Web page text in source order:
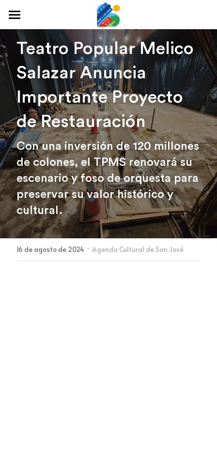
Home
Qué hacer
Arte y cultura
Cine y TV
Comida y tragos
Tours desde San José
Museos
Buscar
Newsletter
Teatro Popular Melico
Salazar Anuncia
Importante Proyecto
de Restauración
Con una inversión de 120 millones
de colones, el TPMS renovará su
escenario y foso de orquesta para
preservar su valor histórico y
cultural.
16 de agosto de 2024 · Agenda Cultural de San José